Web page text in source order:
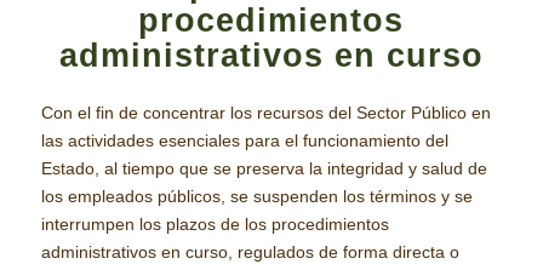
procedimientos
administrativos en curso
Con el fin de concentrar los recursos del Sector Público en
las actividades esenciales para el funcionamiento del
Estado, al tiempo que se preserva la integridad y salud de
los empleados públicos, se suspenden los términos y se
interrumpen los plazos de los procedimientos
administrativos en curso, regulados de forma directa o